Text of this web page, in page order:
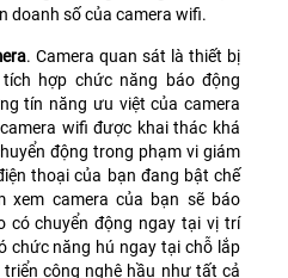
doanh số của camera wifi.
. Camera quan sát là thiết bị
hợp chức năng báo động
tín năng ưu việt của camera
wifi được khai thác khá
động trong phạm vi giám
thoại của bạn đang bật chế
xem camera của bạn sẽ báo
có chuyển động ngay tại vị trí
chức năng hú ngay tại chỗ lắp
công nghệ hầu như tất cả